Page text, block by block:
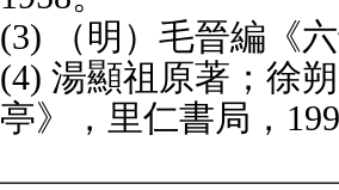
(3) （明）毛晉編《
(4) 湯顯祖原著；徐
亭》，里仁書局，